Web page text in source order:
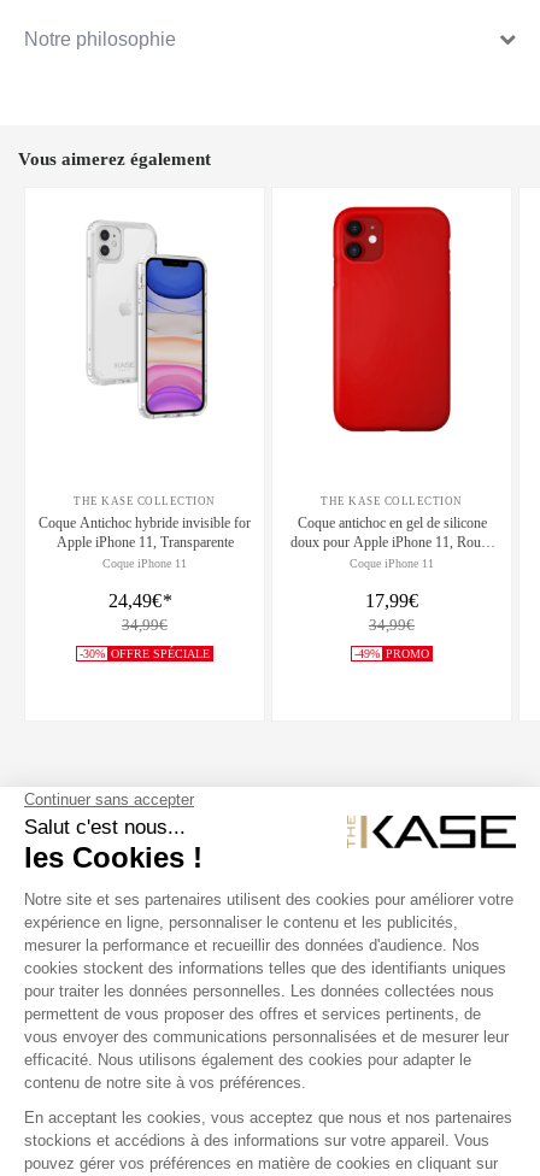
Notre philosophie
Vous aimerez également
THE KASE COLLECTION
Coque Antichoc hybride invisible for
Apple iPhone 11, Transparente
Coque iPhone 11
24,49€*
34,99€
-30% OFFRE SPÉCIALE
THE KASE COLLECTION
Coque antichoc en gel de silicone
doux pour Apple iPhone 11, Rouge
Ardent
Coque iPhone 11
17,99€
34,99€
-49% PROMO
NOS PRODUITS
THE KASE